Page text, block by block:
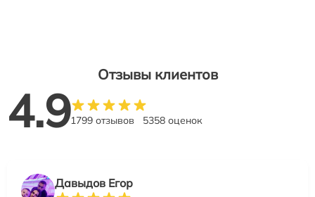
Отзывы клиентов
4.91799 отзывов 5358 оценок
Давыдов Егор